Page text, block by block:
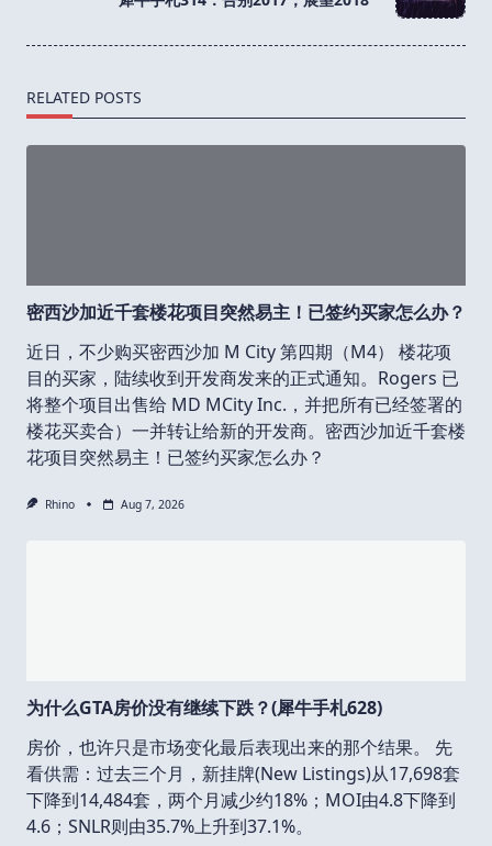
RELATED POSTS
密西沙加近千套楼花项目突然易主！已签约买家怎么办？
近日，不少购买密西沙加 M City 第四期（M4） 楼花项
目的买家，陆续收到开发商发来的正式通知。Rogers 已
将整个项目出售给 MD MCity Inc.，并把所有已经签署的
楼花买卖合）一并转让给新的开发商。密西沙加近千套楼
花项目突然易主！已签约买家怎么办？
Rhino Aug 7, 2026
为什么GTA房价没有继续下跌？(犀牛手札628)
房价，也许只是市场变化最后表现出来的那个结果。 先
看供需：过去三个月，新挂牌(New Listings)从17,698套
下降到14,484套，两个月减少约18%；MOI由4.8下降到
4.6；SNLR则由35.7%上升到37.1%。